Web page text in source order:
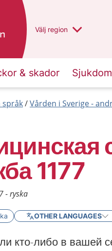
Du har valt region
Välj en annan
region
& skador
språk Vården i Sverige -
1177
- ryska
OTHER LANGUAGES
кто-либо в вашей